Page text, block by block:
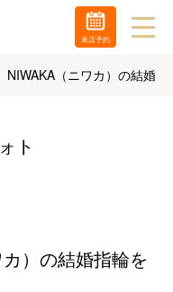
NIWAKA（ニワカ）の結婚
ト
）の結婚指輪を
来店予約